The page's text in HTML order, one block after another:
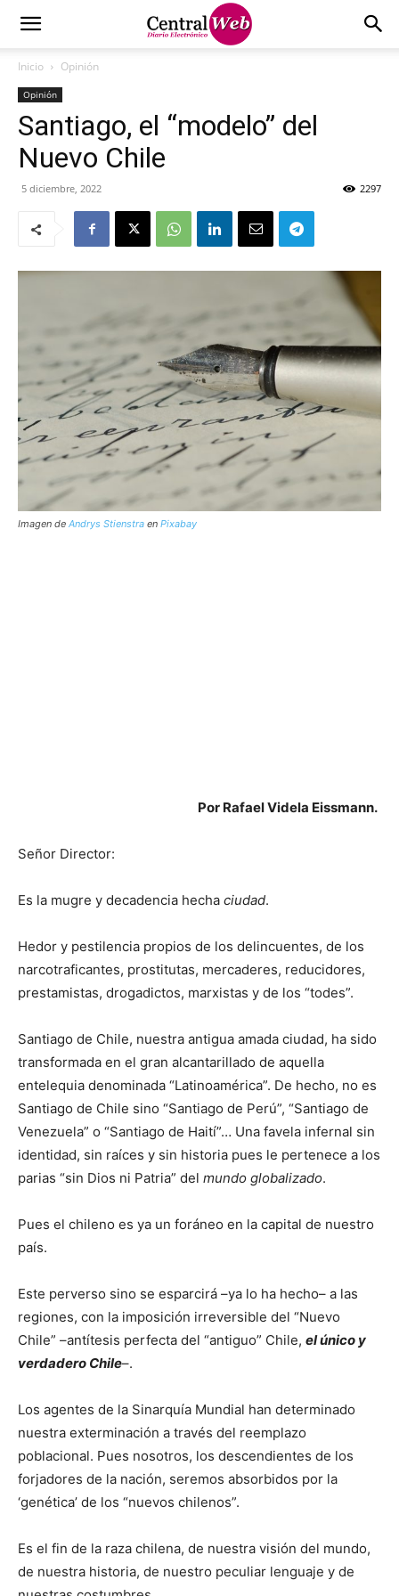
Inicio Opinión
Opinión
Santiago, el “modelo” del
Nuevo Chile
5 diciembre, 2022 2297
Imagen de Andrys Stienstra en Pixabay
Por Rafael Videla Eissmann.
Señor Director:
Es la mugre y decadencia hecha ciudad.
Hedor y pestilencia propios de los delincuentes, de los
narcotraficantes, prostitutas, mercaderes, reducidores,
prestamistas, drogadictos, marxistas y de los “todes”.
Santiago de Chile, nuestra antigua amada ciudad, ha sido
transformada en el gran alcantarillado de aquella
entelequia denominada “Latinoamérica”. De hecho, no es
Santiago de Chile sino “Santiago de Perú”, “Santiago de
Venezuela” o “Santiago de Haití”… Una favela infernal sin
identidad, sin raíces y sin historia pues le pertenece a los
parias “sin Dios ni Patria” del mundo globalizado.
Pues el chileno es ya un foráneo en la capital de nuestro
país.
Este perverso sino se esparcirá –ya lo ha hecho– a las
regiones, con la imposición irreversible del “Nuevo
Chile” –antítesis perfecta del “antiguo” Chile, el único y
verdadero Chile–.
Los agentes de la Sinarquía Mundial han determinado
nuestra exterminación a través del reemplazo
poblacional. Pues nosotros, los descendientes de los
forjadores de la nación, seremos absorbidos por la
‘genética’ de los “nuevos chilenos”.
Es el fin de la raza chilena, de nuestra visión del mundo,
de nuestra historia, de nuestro peculiar lenguaje y de